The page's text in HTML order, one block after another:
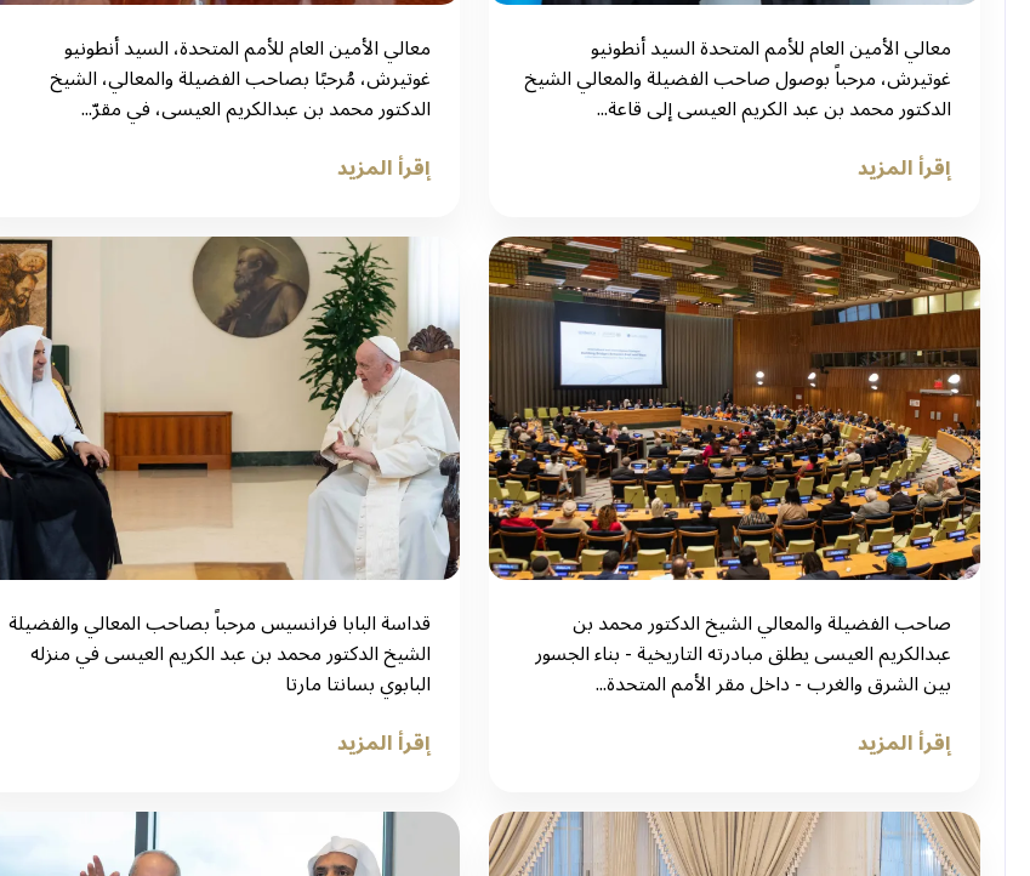
معالي الأمين العام للأمم المتحدة السيد أنطونيو
غوتيرش، مرحباً بوصول صاحب الفضيلة والمعالي الشيخ
الدكتور محمد بن عبد الكريم العيسى إلى قاعة...
إقرأ المزيد
معالي الأمين العام للأمم المتحدة، السيد أنطونيو
غوتيرش، مُرحبًا بصاحب الفضيلة والمعالي، الشيخ
الدكتور محمد بن عبدالكريم العيسى، في مقرّ...
إقرأ المزيد
صاحب الفضيلة والمعالي الشيخ الدكتور محمد بن
عبدالكريم العيسى يطلق مبادرته التاريخية - بناء الجسور
بين الشرق والغرب - داخل مقر الأمم المتحدة...
إقرأ المزيد
قداسة البابا فرانسيس مرحباً بصاحب المعالي والفضيلة
الشيخ الدكتور محمد بن عبد الكريم العيسى في منزله
البابوي بسانتا مارتا
إقرأ المزيد